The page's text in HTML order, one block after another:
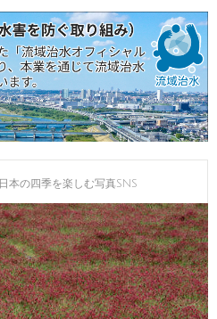
日本の四季を楽しむ写真SNS